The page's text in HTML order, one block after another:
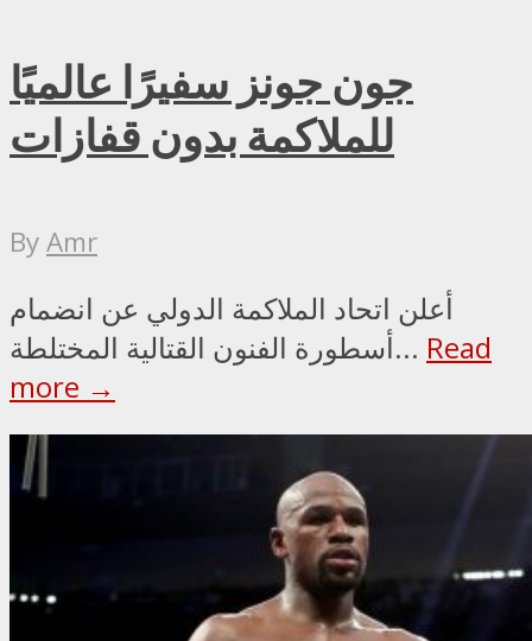
جون جونز سفيرًا عالميًا
للملاكمة بدون قفازات
ByAmr
أعلن اتحاد الملاكمة الدولي عن انضمام
أسطورة الفنون القتالية المختلطة... Read
more →